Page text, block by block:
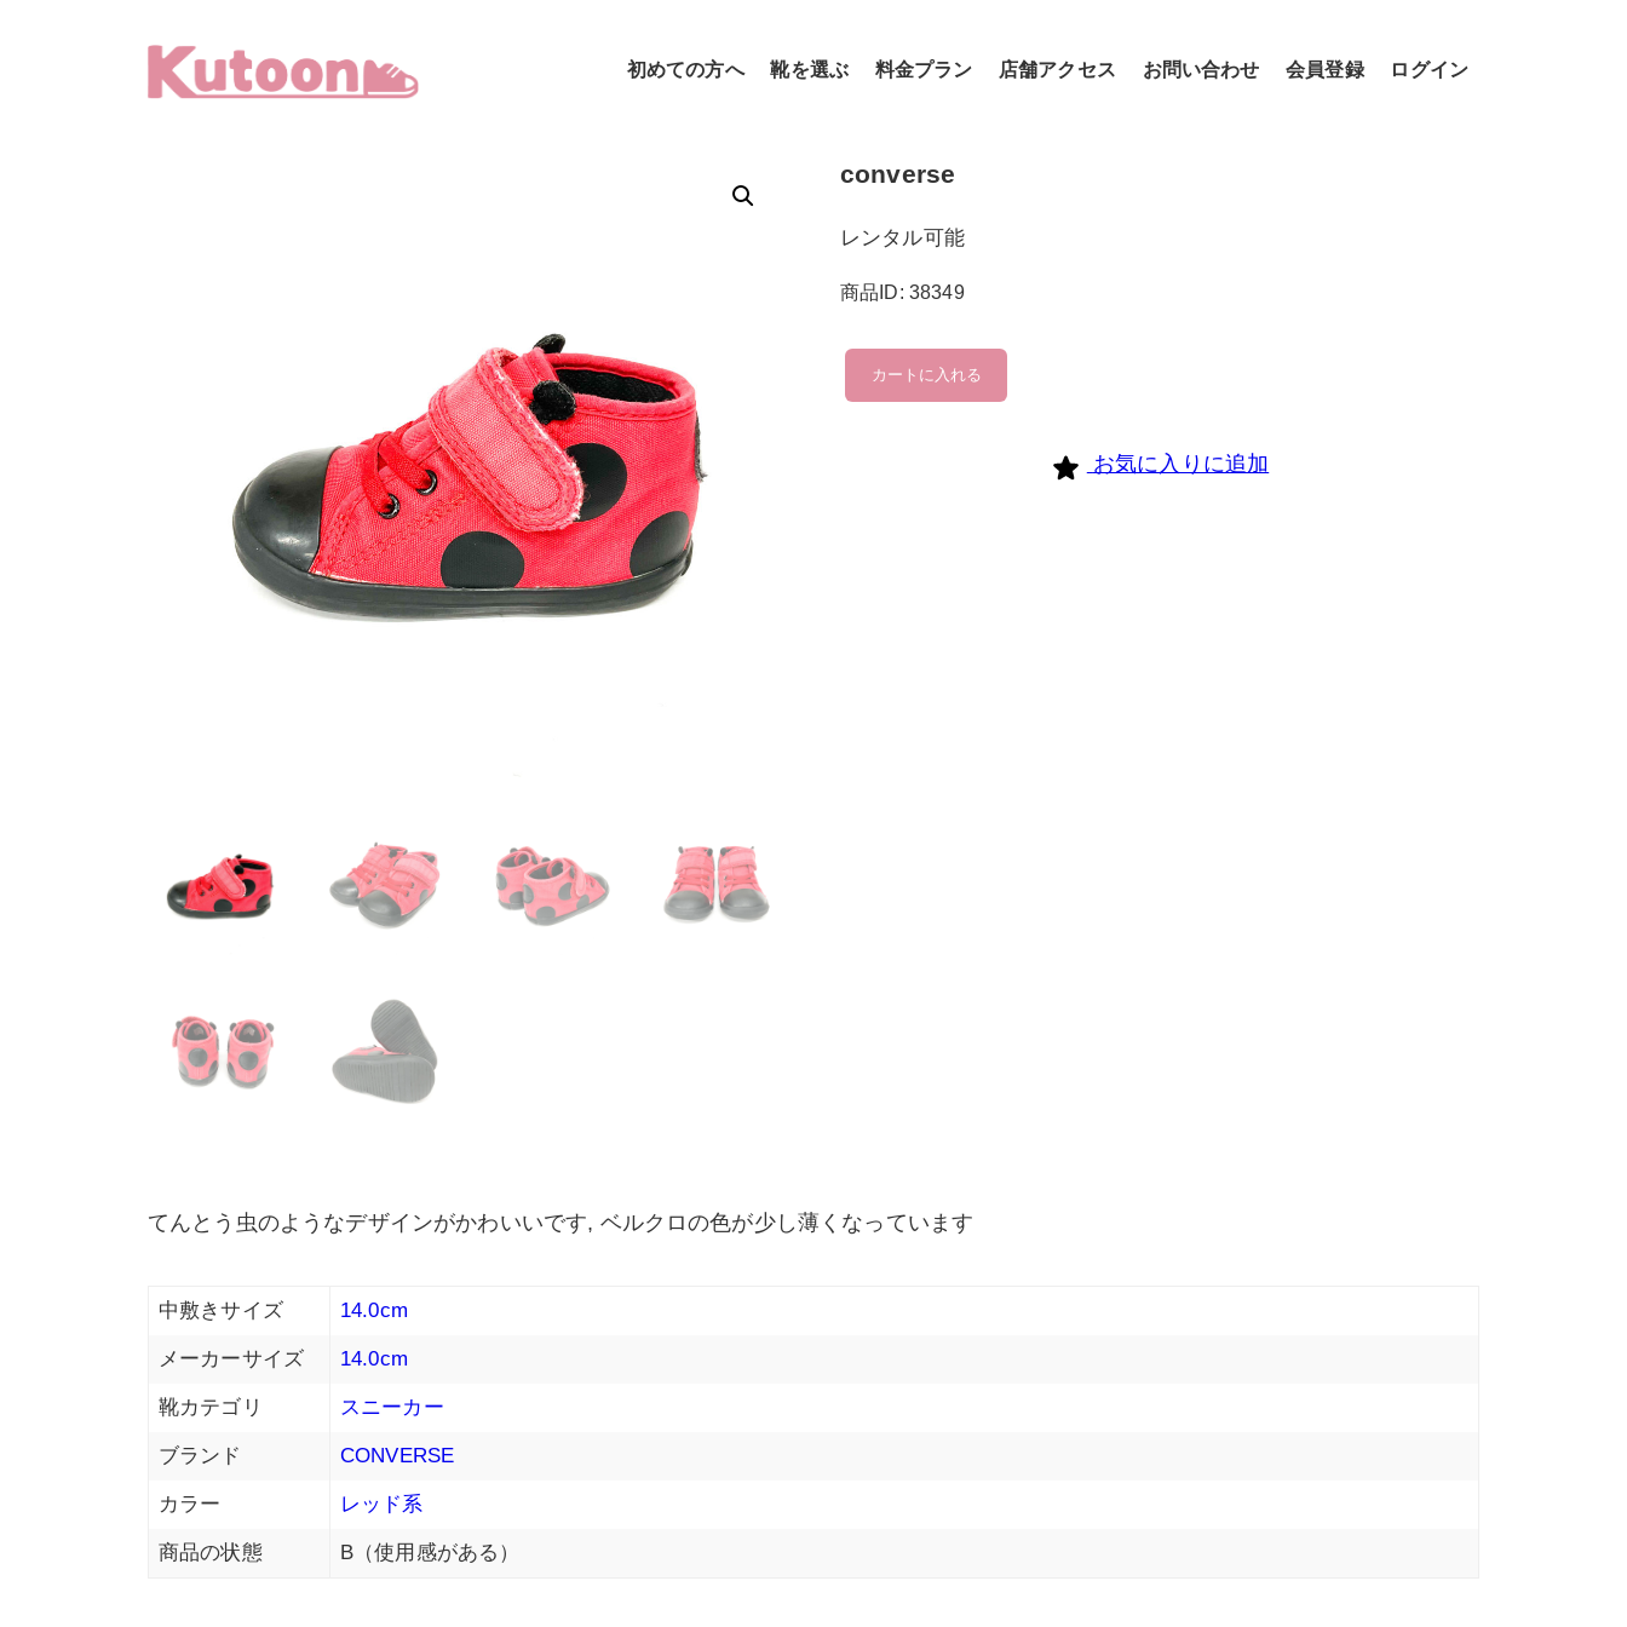
初めての方へ 靴を選ぶ 料金プラン 店舗アクセス お問い合わせ 会員登録 ログイン
converse
レンタル可能
商品ID: 38349
converse
個
カートに入れる
お気に入りに追加
てんとう虫のようなデザインがかわいいです, ベルクロの色が少し薄くなっています
中敷きサイズ 14.0cm
メーカーサイズ 14.0cm
靴カテゴリ スニーカー
ブランド CONVERSE
カラー レッド系
商品の状態 B（使用感がある）